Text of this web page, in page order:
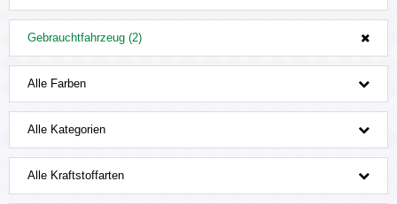
Gebrauchtfahrzeug (2)
Alle Farben
Alle Kategorien
Alle Kraftstoffarten